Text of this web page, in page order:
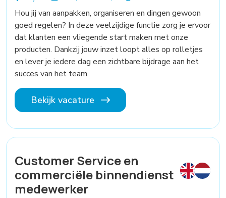
Hou jij van aanpakken, organiseren en dingen gewoon
goed regelen? In deze veelzijdige functie zorg je ervoor
dat klanten een vliegende start maken met onze
producten. Dankzij jouw inzet loopt alles op rolletjes
en lever je iedere dag een zichtbare bijdrage aan het
succes van het team.
Bekijk vacature
Customer Service en
commerciële binnendienst
medewerker